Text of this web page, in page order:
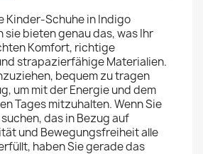
Kinder-Schuhe in Indigo
sie bieten genau das, was Ihr
Komfort, richtige
strapazierfähige Materialien.
bequem zu tragen
um mit der Energie und dem
Tages mitzuhalten. Wenn Sie
das in Bezug auf
und Bewegungsfreiheit alle
haben Sie gerade das